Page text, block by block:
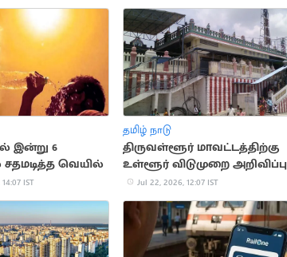
இன்று 6
வெயில்
IST
தமிழ் நாடு
திருவள்ளூர் மாவட்டத்திற்கு
உள்ளூர் விடுமுறை அறிவிப்பு
Jul 22, 2026, 12:07 IST